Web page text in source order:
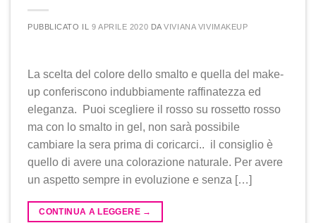
PUBBLICATO IL 9 APRILE 2020 DAVIVIANA VIVIMAKEUP
La scelta del colore dello smalto e quella del make-
up conferiscono indubbiamente raffinatezza ed
eleganza. Puoi scegliere il rosso su rossetto rosso
ma con lo smalto in gel, non sarà possibile
cambiare la sera prima di coricarci.. il consiglio è
quello di avere una colorazione naturale. Per avere
un aspetto sempre in evoluzione e senza […]
CONTINUA A LEGGERE →